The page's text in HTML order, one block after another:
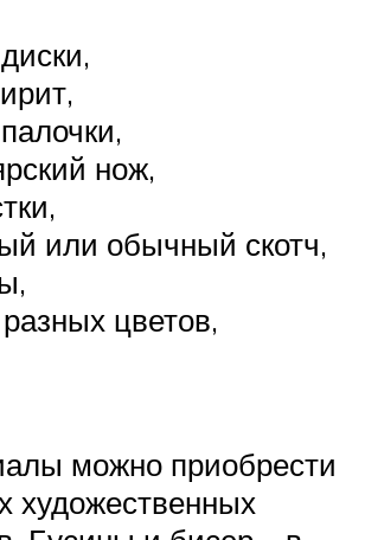
нож,
или обычный скотч,
цветов,
можно приобрести
художественных